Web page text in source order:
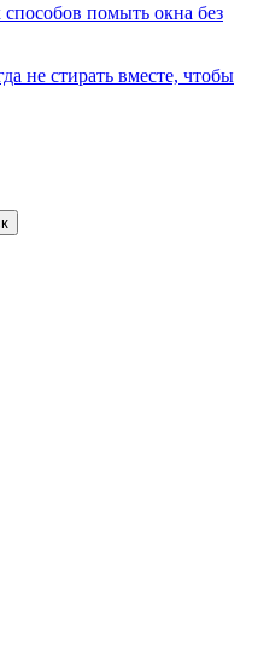
помыть окна без
не стирать вместе, чтобы